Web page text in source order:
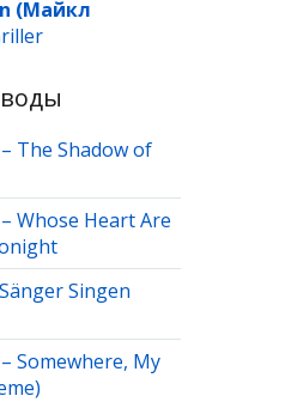
(Майкл
– The Shadow of
– Whose Heart Are
Singen
– Somewhere, My